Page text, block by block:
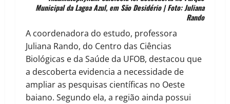
Municipal da Lagoa Azul, em São Desidério | Foto: Juliana
Rando
A coordenadora do estudo, professora
Juliana Rando, do Centro das Ciências
Biológicas e da Saúde da UFOB, destacou que
a descoberta evidencia a necessidade de
ampliar as pesquisas científicas no Oeste
baiano. Segundo ela, a região ainda possui